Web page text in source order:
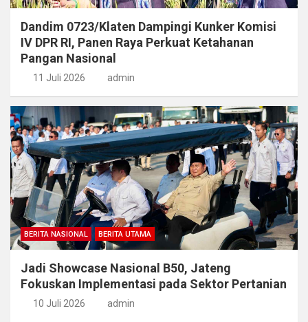
Dandim 0723/Klaten Dampingi Kunker Komisi
IV DPR RI, Panen Raya Perkuat Ketahanan
Pangan Nasional
11 Juli 2026 admin
BERITA NASIONAL BERITA UTAMA
Jadi Showcase Nasional B50, Jateng
Fokuskan Implementasi pada Sektor Pertanian
10 Juli 2026 admin